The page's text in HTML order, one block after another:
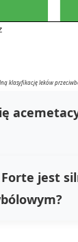
klasyfikację leków
jest